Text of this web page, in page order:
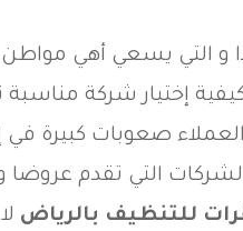
و التي يسعي أهي
إختيار شركة مناسبة
صعوبات كبيرة في
التي تقدم عروضا
للتنظيف بالرياض